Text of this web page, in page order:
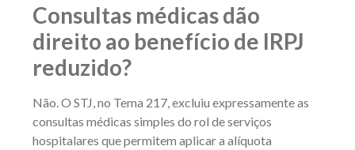
Consultas médicas dão
direito ao benefício de IRPJ
reduzido?
Não. O STJ, no Tema 217, excluiu expressamente as
consultas médicas simples do rol de serviços
hospitalares que permitem aplicar a alíquota